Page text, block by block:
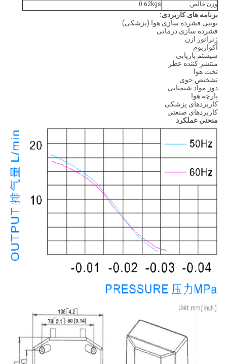
وزن خالص:
0.62kgs
برنامه های کاربردی:
نوبتی فشرده سازی هوا (پزشکی)
فشرده سازی درمانی
ژنراتور ازن
آکواریوم
سیستم بازیابی
منتشر کننده عطر
تخت هوا
تشخیص جوی
دوز مواد شیمیایی
پارچه هوا
کاربردهای پزشکی
کاربردهای صنعتی
منحنی عملکرد